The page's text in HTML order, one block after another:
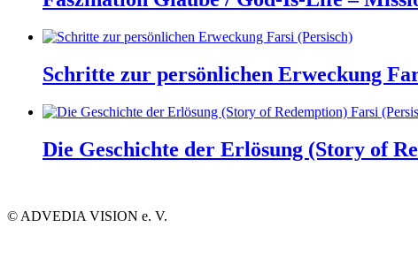
Schritte zur persönlichen Erweckung
Die Geschichte der Erlösung (Story of
©ADVEDIA VISION e. V.